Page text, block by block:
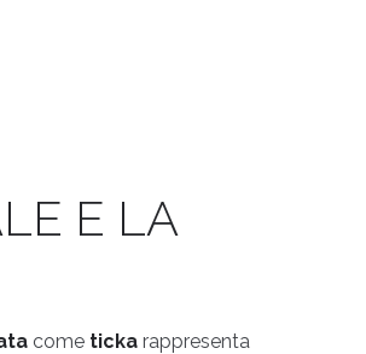
E LA
come ticka rappresenta